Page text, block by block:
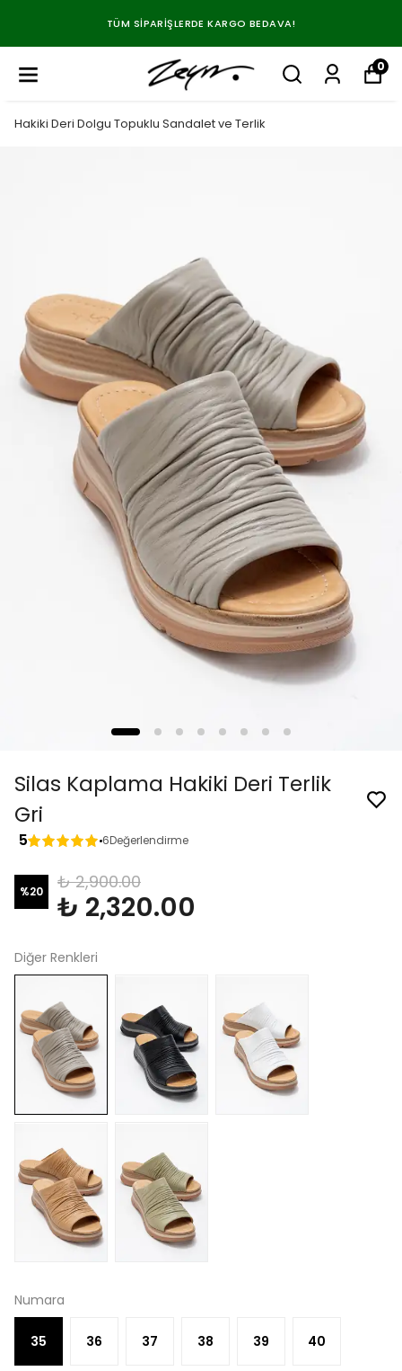
TÜM SIPARIŞLERDE KARGO BEDAVA!
0
Hakiki Deri Dolgu Topuklu Sandalet ve Terlik
Silas Kaplama Hakiki Deri Terlik
Gri
5 6Değerlendirme
%20 ₺ 2,900.00
₺ 2,320.00
Diğer Renkleri
Numara
35 36 37 38 39 40